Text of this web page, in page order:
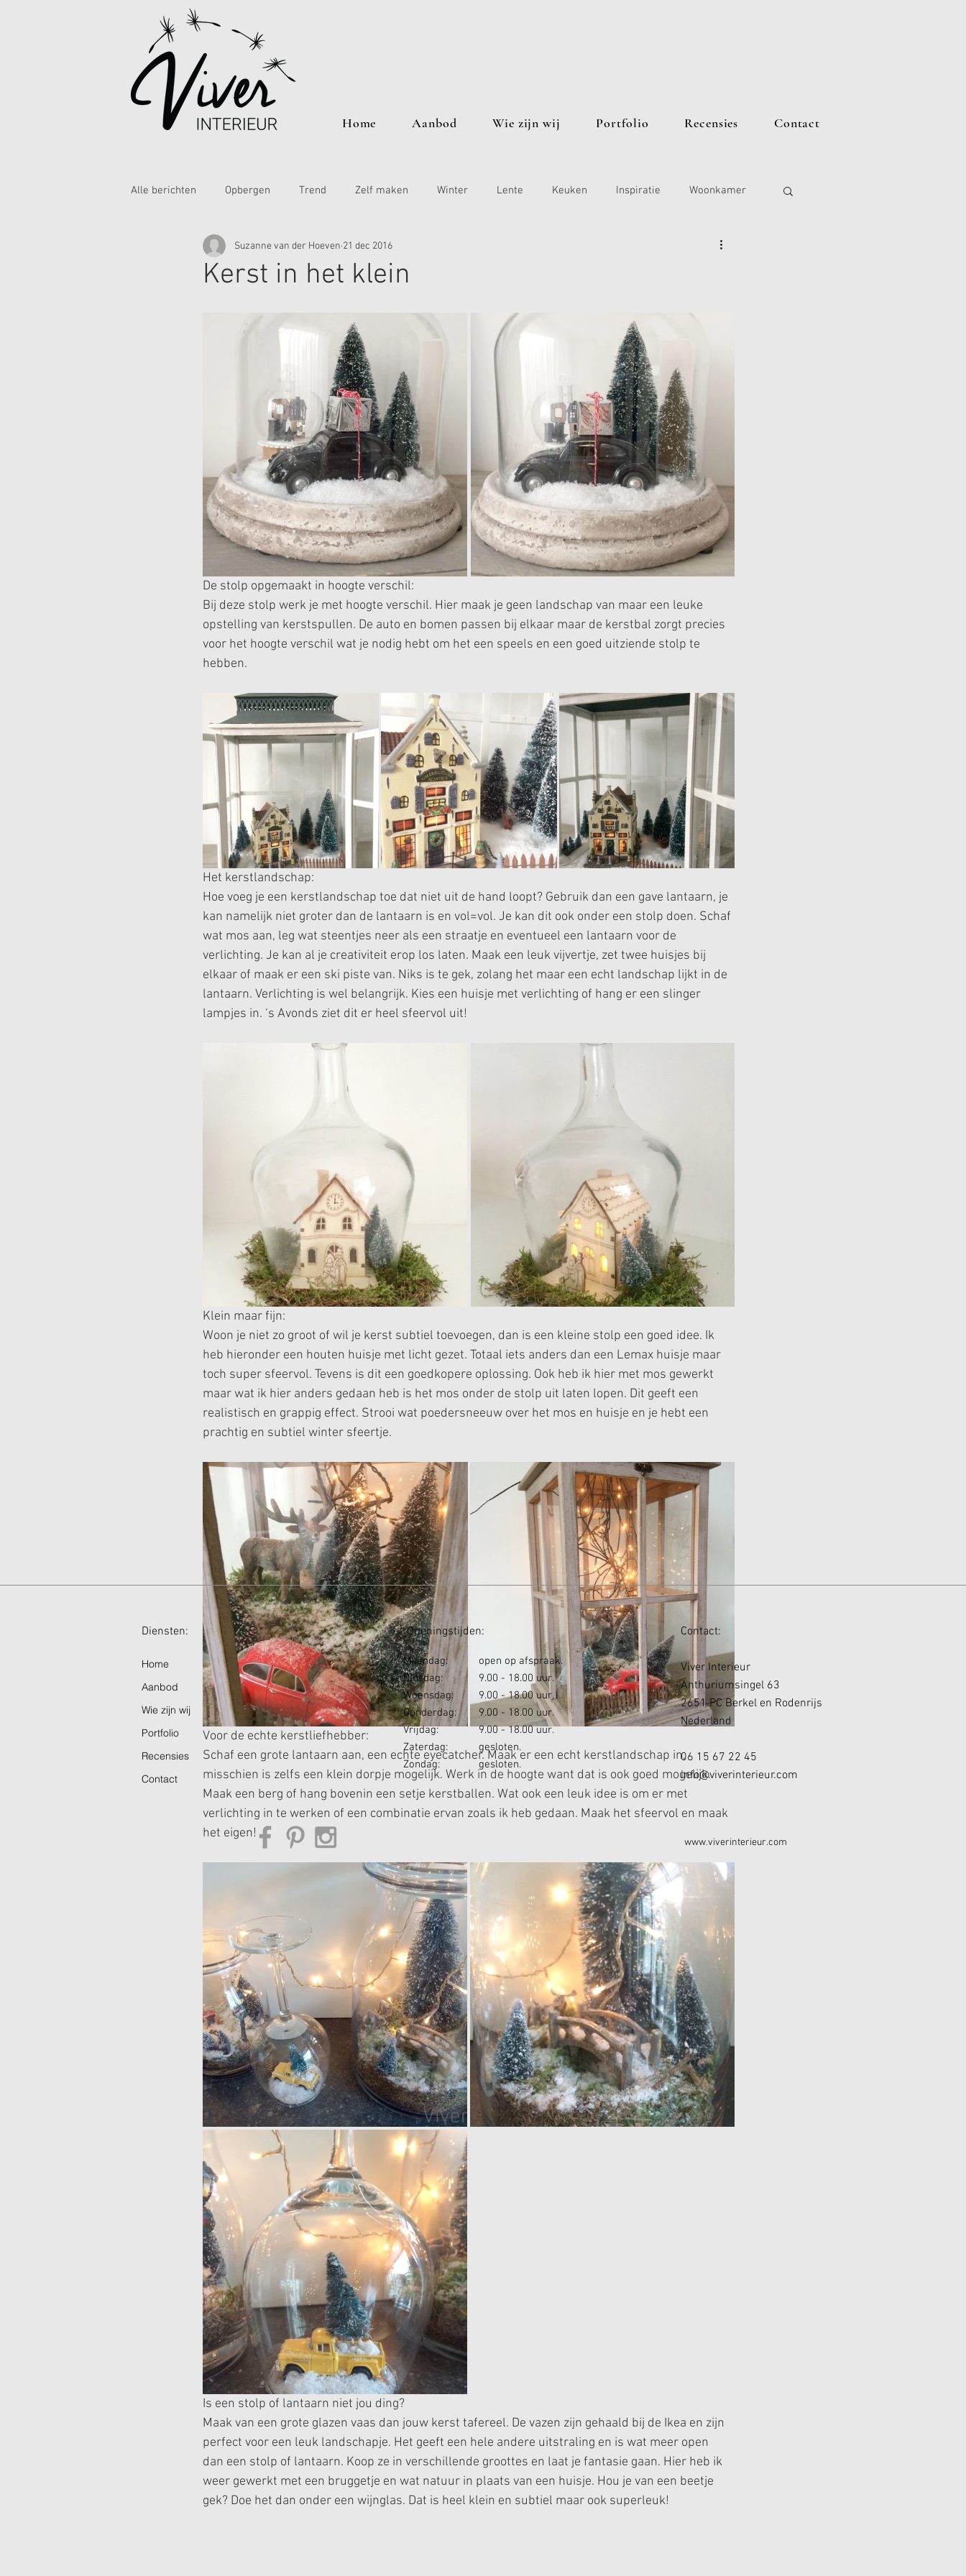
Home Aanbod Wie zijn wij Portfolio Recensies Contact
Alle berichten Opbergen Trend Zelf maken Winter Lente Keuken Inspiratie Woonkamer
Kerst in het klein
Suzanne van der Hoeven 21 dec 2016
De stolp opgemaakt in hoogte verschil:
Bij deze stolp werk je met hoogte verschil. Hier maak je geen landschap van maar een leuke
opstelling van kerstspullen. De auto en bomen passen bij elkaar maar de kerstbal zorgt precies
voor het hoogte verschil wat je nodig hebt om het een speels en een goed uitziende stolp te
hebben.
Het kerstlandschap:
Hoe voeg je een kerstlandschap toe dat niet uit de hand loopt? Gebruik dan een gave lantaarn, je
kan namelijk niet groter dan de lantaarn is en vol=vol. Je kan dit ook onder een stolp doen. Schaf
wat mos aan, leg wat steentjes neer als een straatje en eventueel een lantaarn voor de
verlichting. Je kan al je creativiteit erop los laten. Maak een leuk vijvertje, zet twee huisjes bij
elkaar of maak er een ski piste van. Niks is te gek, zolang het maar een echt landschap lijkt in de
lantaarn. Verlichting is wel belangrijk. Kies een huisje met verlichting of hang er een slinger
lampjes in. ‘s Avonds ziet dit er heel sfeervol uit!
Klein maar fijn:
Woon je niet zo groot of wil je kerst subtiel toevoegen, dan is een kleine stolp een goed idee. Ik
heb hieronder een houten huisje met licht gezet. Totaal iets anders dan een Lemax huisje maar
toch super sfeervol. Tevens is dit een goedkopere oplossing. Ook heb ik hier met mos gewerkt
maar wat ik hier anders gedaan heb is het mos onder de stolp uit laten lopen. Dit geeft een
realistisch en grappig effect. Strooi wat poedersneeuw over het mos en huisje en je hebt een
prachtig en subtiel winter sfeertje.
Voor de echte kerstliefhebber:
Schaf een grote lantaarn aan, een echte eyecatcher. Maak er een echt kerstlandschap in,
misschien is zelfs een klein dorpje mogelijk. Werk in de hoogte want dat is ook goed mogelijk.
Maak een berg of hang bovenin een setje kerstballen. Wat ook een leuk idee is om er met
verlichting in te werken of een combinatie ervan zoals ik heb gedaan. Maak het sfeervol en maak
het eigen!
Is een stolp of lantaarn niet jou ding?
Maak van een grote glazen vaas dan jouw kerst tafereel. De vazen zijn gehaald bij de Ikea en zijn
perfect voor een leuk landschapje. Het geeft een hele andere uitstraling en is wat meer open
dan een stolp of lantaarn. Koop ze in verschillende groottes en laat je fantasie gaan. Hier heb ik
weer gewerkt met een bruggetje en wat natuur in plaats van een huisje. Hou je van een beetje
gek? Doe het dan onder een wijnglas. Dat is heel klein en subtiel maar ook superleuk!
Maandag:
Dinsdag:
Woensdag:
Donderdag:
Vrijdag:
Zaterdag:
Zondag:
Diensten: Openingstijden: Contact:
Viver Interieur
Anthuriumsingel 63
2651 PC Berkel en Rodenrijs
Nederland
06 15 67 22 45
info@viverinterieur.com
Home
Aanbod
Wie zijn wij
Portfolio
Recensies
Contact
open op afspraak.
9.00 - 18.00 uur.
9.00 - 18.00 uur.
9.00 - 18.00 uur.
9.00 - 18.00 uur.
gesloten.
gesloten.
www.viverinterieur.com